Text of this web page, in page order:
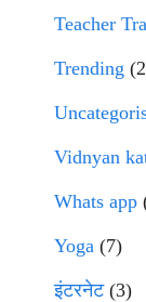
Teacher
Trending
Vidnyan
Whats app
Yoga (7)
इंटरनेट(3)